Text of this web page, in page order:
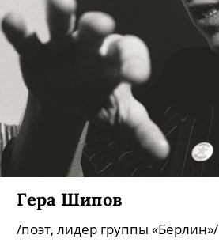
Гера Шипов
/поэт, лидер группы «Берлин»/